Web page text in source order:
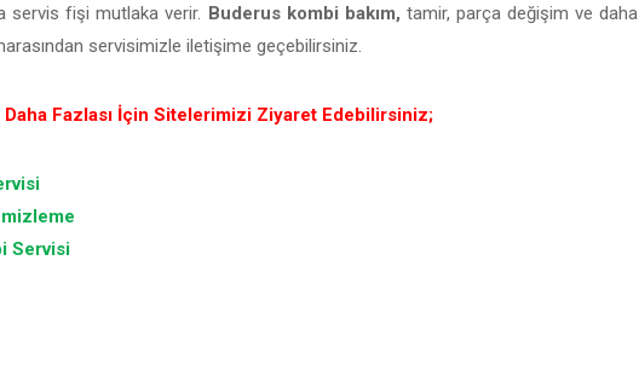
servis fişi mutlaka verir. Buderus kombi bakım, tamir, parça değişim ve daha
servisimizle iletişime geçebilirsiniz.
Fazlası İçin Sitelerimizi Ziyaret Edebilirsiniz;
Servisi